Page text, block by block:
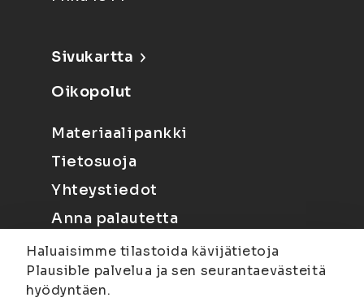
Sivukartta
Oikopolut
Materiaalipankki
Tietosuoja
Yhteystiedot
Anna palautetta
Haluaisimme tilastoida kävijätietoja
Plausible palvelua ja sen seurantaevästeitä
hyödyntäen.